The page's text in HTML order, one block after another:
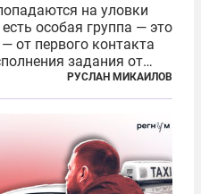
на уловки
особая группа — это
от первого контакта
задания от
двух часов до
превращают в
РУСЛАН МИКАИЛОВ